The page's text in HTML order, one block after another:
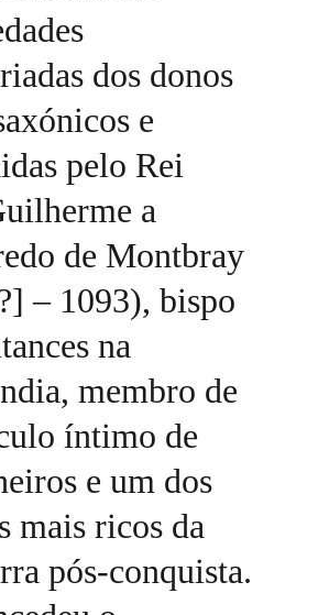
dos donos
e
pelo Rei
a
de Montbray
– 1093), bispo
na
membro de
íntimo de
e um dos
mais ricos da
pós-conquista.